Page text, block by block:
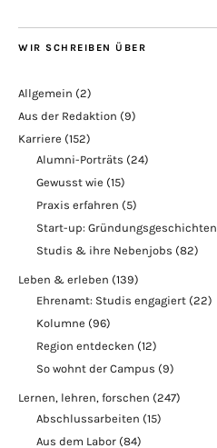
WIR SCHREIBEN ÜBER
Allgemein (2)
Aus der Redaktion (9)
Karriere (152)
Alumni-Porträts (24)
Gewusst wie (15)
Praxis erfahren (5)
Start-up: Gründungsgeschichten
Studis & ihre Nebenjobs (82)
Leben & erleben (139)
Ehrenamt: Studis engagiert (22)
Kolumne (96)
Region entdecken (12)
So wohnt der Campus (9)
Lernen, lehren, forschen (247)
Abschlussarbeiten (15)
Aus dem Labor (84)